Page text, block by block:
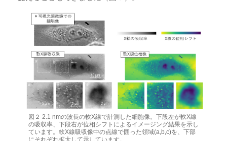
図２ 2.1 nmの波長の軟X線で計測した細胞像。下段左が軟X線
の吸収率、下段右が位相シフトによるイメージング結果を示し
ています。軟X線吸収像中の点線で囲った領域(a,b,c)を、下部